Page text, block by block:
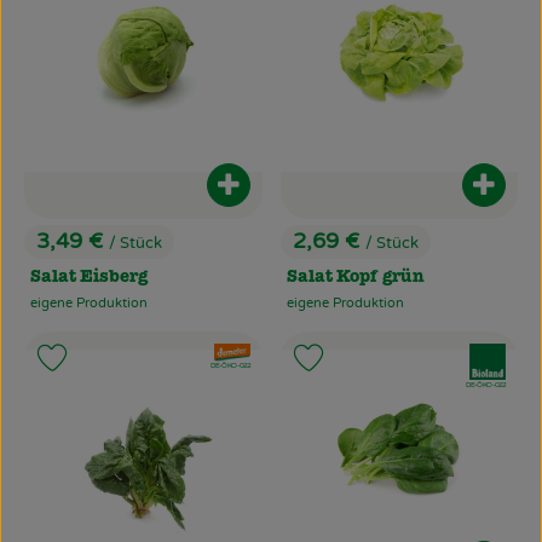
, Preis:
3,49 € / Stück
Salat Eisberg
, Herkunft:
eigene Produktion
Produkt zum Warenkorb
, Preis:
2,69 € / Stück
Salat Kopf grün
, Herkunft:
eigene Produktion
, Verband:
, Kontrollstelle:
DE-ÖKO-022
Produkt zu Favouriten hinzufügen
, Kontrollstelle:
DE-ÖKO-022
Produkt zu Favouriten